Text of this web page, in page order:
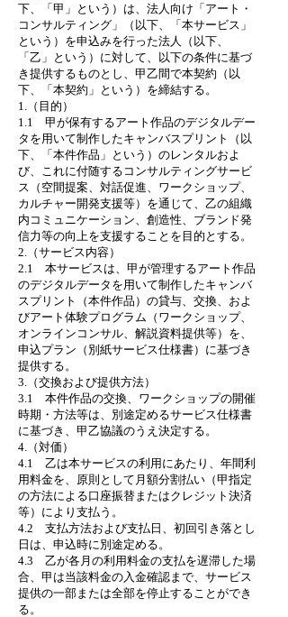
下、「甲」という）は、法人向け「アート・
コンサルティング」（以下、「本サービス」
という）を申込みを行った法人（以下、
「乙」という）に対して、以下の条件に基づ
き提供するものとし、甲乙間で本契約（以
下、「本契約」という）を締結する。
1.（目的）
1.1 甲が保有するアート作品のデジタルデー
タを用いて制作したキャンバスプリント（以
下、「本件作品」という）のレンタルおよ
び、これに付随するコンサルティングサービ
ス（空間提案、対話促進、ワークショップ、
カルチャー開発支援等）を通じて、乙の組織
内コミュニケーション、創造性、ブランド発
信力等の向上を支援することを目的とする。
2.（サービス内容）
2.1 本サービスは、甲が管理するアート作品
のデジタルデータを用いて制作したキャンバ
スプリント（本件作品）の貸与、交換、およ
びアート体験プログラム（ワークショップ、
オンラインコンサル、解説資料提供等）を、
申込プラン（別紙サービス仕様書）に基づき
提供する。
3.（交換および提供方法）
3.1 本件作品の交換、ワークショップの開催
時期・方法等は、別途定めるサービス仕様書
に基づき、甲乙協議のうえ決定する。
4.（対価）
4.1 乙は本サービスの利用にあたり、年間利
用料金を、原則として月額分割払い（甲指定
の方法による口座振替またはクレジット決済
等）により支払う。
4.2 支払方法および支払日、初回引き落とし
日は、申込時に別途定める。
4.3 乙が各月の利用料金の支払を遅滞した場
合、甲は当該料金の入金確認まで、サービス
提供の一部または全部を停止することができ
る。